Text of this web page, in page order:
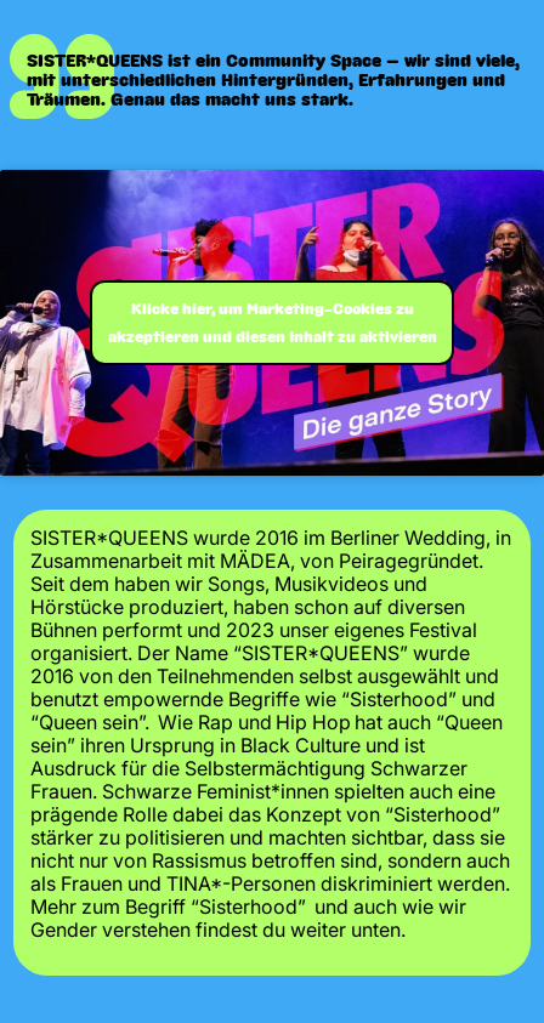
SISTER*QUEENS ist ein Community Space – wir sind viele,
mit unterschiedlichen Hintergründen, Erfahrungen und
Träumen. Genau das macht uns stark.
SISTER*QUEENS wurde 2016 im Berliner Wedding, in
Zusammenarbeit mit MÄDEA, von Peiragegründet.
Seit dem haben wir Songs, Musikvideos und
Hörstücke produziert, haben schon auf diversen
Bühnen performt und 2023 unser eigenes Festival
organisiert. Der Name “SISTER*QUEENS” wurde
2016 von den Teilnehmenden selbst ausgewählt und
benutzt empowernde Begriffe wie “Sisterhood” und
“Queen sein”. Wie Rap und Hip Hop hat auch “Queen
sein” ihren Ursprung in Black Culture und ist
Ausdruck für die Selbstermächtigung Schwarzer
Frauen. Schwarze Feminist*innen spielten auch eine
prägende Rolle dabei das Konzept von “Sisterhood”
stärker zu politisieren und machten sichtbar, dass sie
nicht nur von Rassismus betroffen sind, sondern auch
als Frauen und TINA*-Personen diskriminiert werden.
Mehr zum Begriff “Sisterhood” und auch wie wir
Gender verstehen findest du weiter unten.
Klicke hier, um Marketing-Cookies zu
akzeptieren und diesen Inhalt zu aktivieren